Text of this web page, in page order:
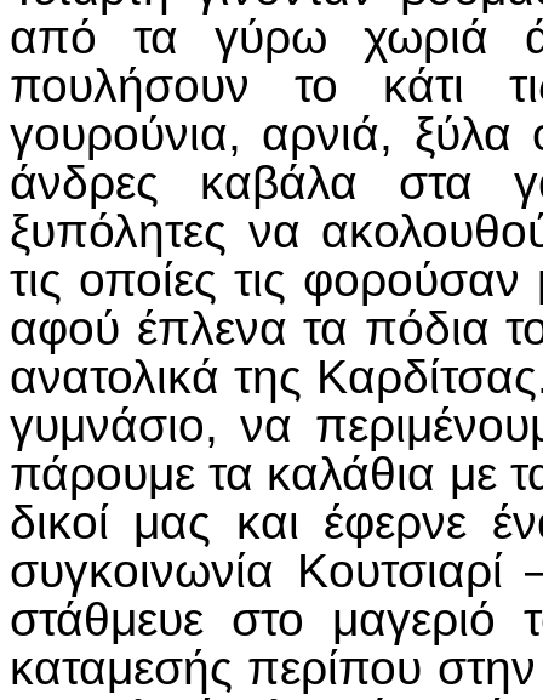
από τα γύρω χωριά
πουλήσουν το κάτι
γουρούνια, αρνιά, ξύλα
άνδρες καβάλα στα
ξυπόλητες να
τις οποίες τις
αφού έπλενα τα πόδια
ανατολικά της
γυμνάσιο, να
πάρουμε τα καλάθια με
δικοί μας και έφερνε
συγκοινωνία
στάθμευε στο μαγεριό
καταμεσής περίπου